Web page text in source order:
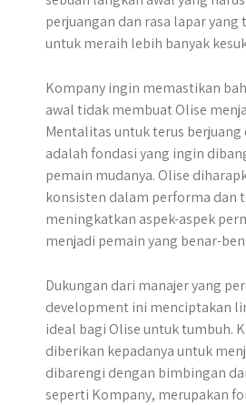
perjuangan dan rasa lapar yang
untuk meraih lebih banyak
Kompany ingin memastikan
awal tidak membuat Olise
Mentalitas untuk terus
adalah fondasi yang ingin
pemain mudanya. Olise
konsisten dalam performa dan
meningkatkan aspek-aspek
menjadi pemain yang benar-
Dukungan dari manajer yang
development ini menciptakan
ideal bagi Olise untuk tumbuh.
diberikan kepadanya untuk
dibarengi dengan bimbingan
seperti Kompany, merupakan